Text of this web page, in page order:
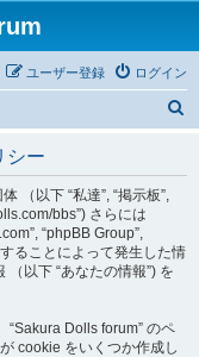
ログイン
ユーザー登録
シー
（以下 “私達”, “掲示板”,
bbs”) さらには
“phpBB Group”,
ることによって発生した情
以下 “あなたの情報”) を
“Sakura Dolls forum” のペ
cookie をいくつか作成し